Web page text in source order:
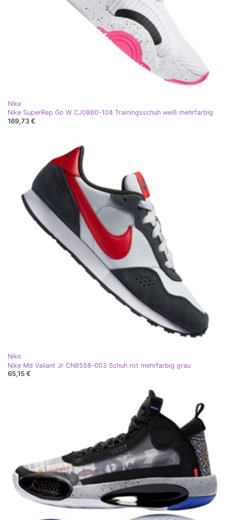
Nike
Nike SuperRep Go W CJ0860-104 Trainingsschuh weiß mehrfarbig
169,73 €
Nike
Nike Md Valiant Jr CN8558-003 Schuh rot mehrfarbig grau
65,15 €